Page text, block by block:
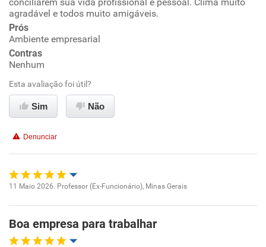
Conciliação com a vida familiar
Benefícios
Recomenda esta empresa
agradável e todos muito amigáveis.
Prós
Ambiente empresarial
Contras
Nenhum
Esta avaliação foi útil?
Sim Não
Denunciar
Ambiente de trabalho
11 Maio 2026. Professor (Ex-Funcionário), Minas Gerais
Boa empresa para trabalhar